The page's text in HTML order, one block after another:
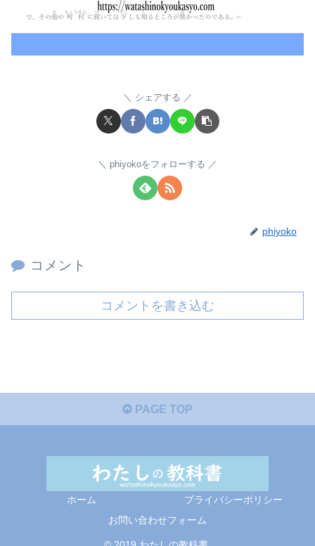
シェアする
phiyokoをフォローする
phiyoko
コメント
コメントを書き込む
PAGE TOP
ホーム
プライバシーポリシー
お問い合わせフォーム